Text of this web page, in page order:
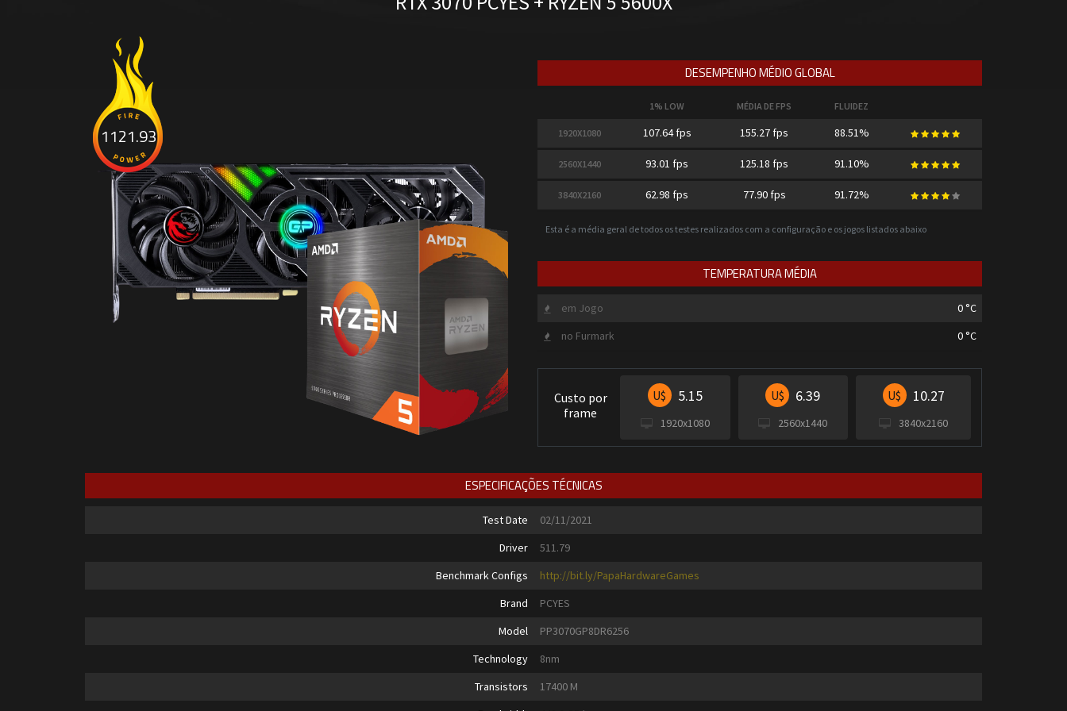
1121.93
DESEMPENHO MÉDIO GLOBAL
1% LOW MÉDIA DE FPS FLUIDEZ
1920X1080 107.64 fps 155.27 fps 88.51%
2560X1440 93.01 fps 125.18 fps 91.10%
3840X2160 62.98 fps 77.90 fps 91.72%
Esta é a média geral de todos os testes realizados com a configuração e os jogos listados abaixo
TEMPERATURA MÉDIA
em Jogo 0 °C
no Furmark
0 °C
Custo por
frame
U$ 5.15
1920x1080
U$ 6.39
2560x1440
U$ 10.27
3840x2160
ESPECIFICAÇÕES TÉCNICAS
Test Date
02/11/2021
Driver
511.79
Benchmark Configs
http://bit.ly/PapaHardwareGames
Brand
PCYES
Model
PP3070GP8DR6256
Technology
8nm
Transistors
17400 M